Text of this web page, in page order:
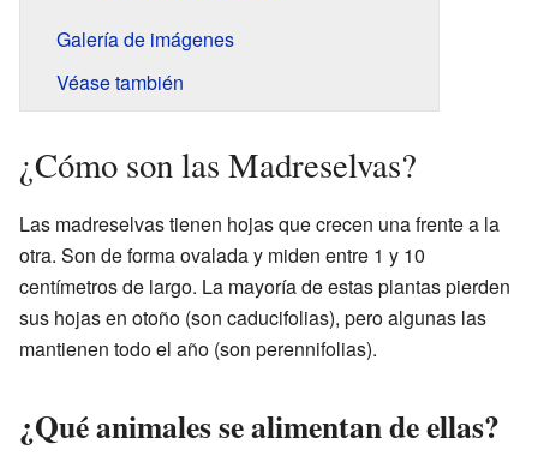
Galería de imágenes
Véase también
¿Cómo son las Madreselvas?
Las madreselvas tienen hojas que crecen una frente a la
otra. Son de forma ovalada y miden entre 1 y 10
centímetros de largo. La mayoría de estas plantas pierden
sus hojas en otoño (son caducifolias), pero algunas las
mantienen todo el año (son perennifolias).
¿Qué animales se alimentan de ellas?